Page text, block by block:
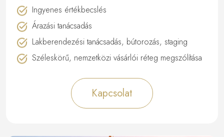
Ingyenes értékbecslés
Árazási tanácsadás
Lakberendezési tanácsadás, bútorozás, staging
Széleskörű, nemzetközi vásárlói réteg megszólítása
Kapcsolat